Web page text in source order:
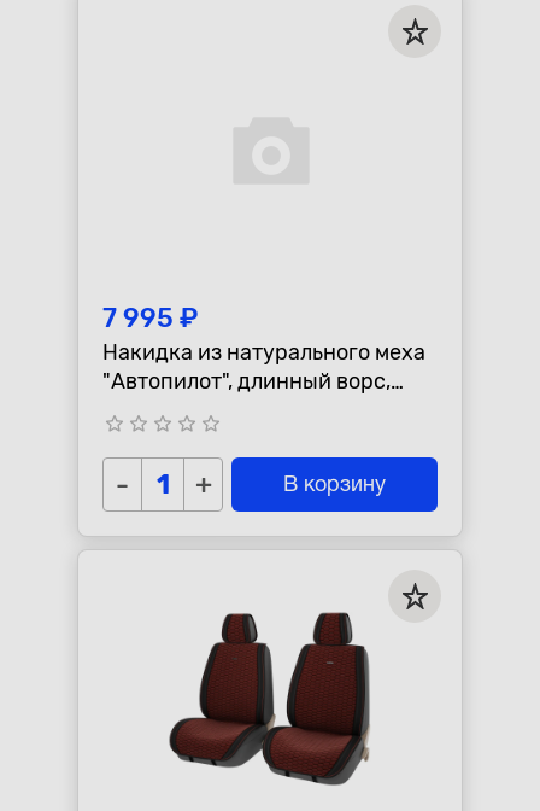
7 995 ₽
Накидка из натурального меха
"Автопилот", длинный ворс,
черная
star_border star_border star_border star_border star_border
- + В корзину